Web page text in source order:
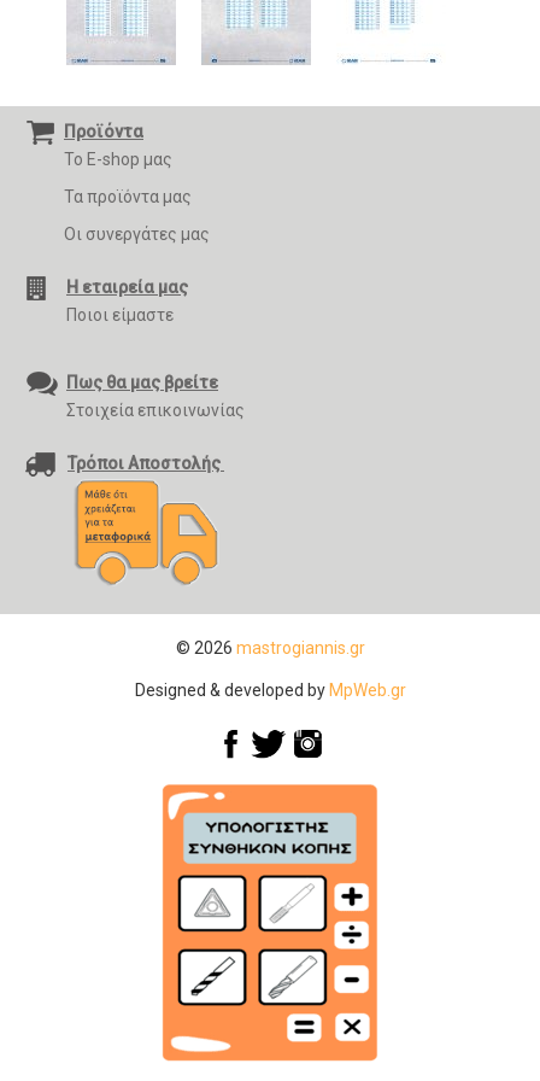
Προϊόντα
Το E-shop μας
Τα προϊόντα μας
Οι συνεργάτες μας
Η εταιρεία μας
Ποιοι είμαστε
Πως θα μας βρείτε
Στοιχεία επικοινωνίας
Τρόποι Αποστολής
© 2026 mastrogiannis.gr
Designed & developed byMpWeb.gr